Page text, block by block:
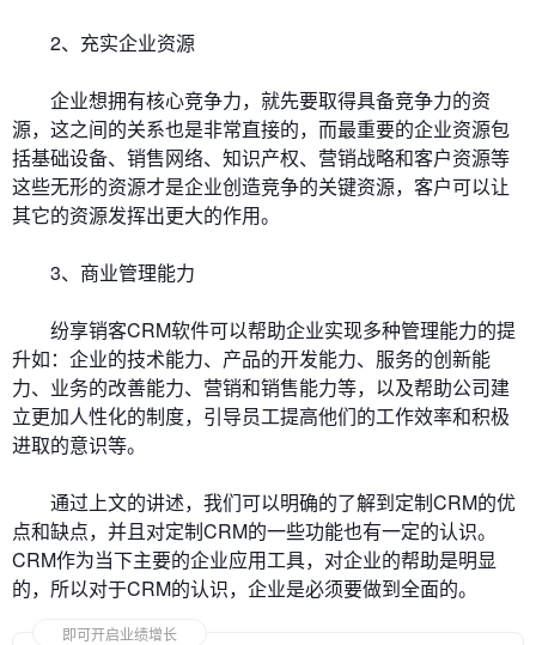
2、充实企业资源
企业想拥有核心竞争力，就先要取得具备竞争力的资
源，这之间的关系也是非常直接的，而最重要的企业资源包
括基础设备、销售网络、知识产权、营销战略和客户资源等
这些无形的资源才是企业创造竞争的关键资源，客户可以让
其它的资源发挥出更大的作用。
3、商业管理能力
纷享销客CRM软件可以帮助企业实现多种管理能力的提
升如：企业的技术能力、产品的开发能力、服务的创新能
力、业务的改善能力、营销和销售能力等，以及帮助公司建
立更加人性化的制度，引导员工提高他们的工作效率和积极
进取的意识等。
通过上文的讲述，我们可以明确的了解到定制CRM的优
点和缺点，并且对定制CRM的一些功能也有一定的认识。
CRM作为当下主要的企业应用工具，对企业的帮助是明显
的，所以对于CRM的认识，企业是必须要做到全面的。
即可开启业绩增长